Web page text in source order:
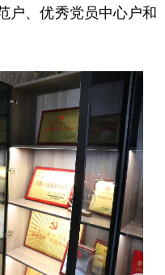
河北 山西
上海 江苏
福建 江西
湖北 湖南
户、优秀党员中心户和